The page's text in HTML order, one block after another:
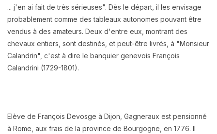
... j'en ai fait de très sérieuses". Dès le départ, il les envisage
probablement comme des tableaux autonomes pouvant être
vendus à des amateurs. Deux d'entre eux, montrant des
chevaux entiers, sont destinés, et peut-être livrés, à "Monsieur
Calandrin", c'est à dire le banquier genevois François
Calandrini (1729-1801).
Elève de François Devosge à Dijon, Gagneraux est pensionné
à Rome, aux frais de la province de Bourgogne, en 1776. Il